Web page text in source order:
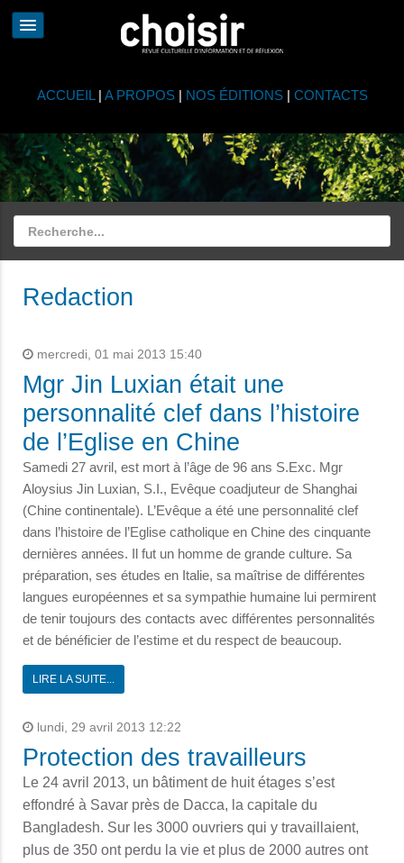
ACCUEIL | A PROPOS| NOS ÉDITIONS| CONTACTS
Redaction
mercredi, 01 mai 2013 15:40
Mgr Jin Luxian était une
personnalité clef dans l’histoire
de l’Eglise en Chine
Samedi 27 avril, est mort à l’âge de 96 ans S.Exc. Mgr
Aloysius Jin Luxian, S.I., Evêque coadjuteur de Shanghai
(Chine continentale). L’Evêque a été une personnalité clef
dans l’histoire de l’Eglise catholique en Chine des cinquante
dernières années. Il fut un homme de grande culture. Sa
préparation, ses études en Italie, sa maîtrise de différentes
langues européennes et sa sympathie humaine lui permirent
de tenir toujours des contacts avec différentes personnalités
et de bénéficier de l’estime et du respect de beaucoup.
LIRE LA SUITE...
lundi, 29 avril 2013 12:22
Protection des travailleurs
Le 24 avril 2013, un bâtiment de huit étages s’est
effondré à Savar près de Dacca, la capitale du
Bangladesh. Sur les 3000 ouvriers qui y travaillaient,
plus de 350 ont perdu la vie et plus de 2000 autres ont